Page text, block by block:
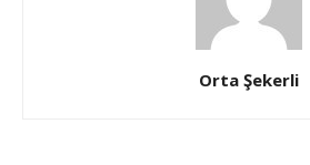
Orta Şekerli